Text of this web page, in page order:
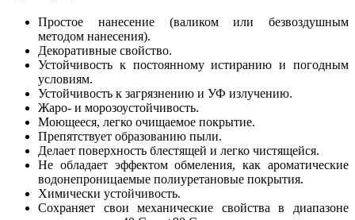
Простое нанесение (валиком или безвоздушным
методом нанесения).
Декоративные свойство.
Устойчивость к постоянному истиранию и погодным
условиям.
Устойчивость к загрязнению и УФ излучению.
Жаро- и морозоустойчивость.
Моющееся, легко очищаемое покрытие.
Препятствует образованию пыли.
Делает поверхность блестящей и легко чистящейся.
Не обладает эффектом обмеления, как ароматические
водонепроницаемые полиуретановые покрытия.
Химически устойчивость.
Сохраняет свои механические свойства в диапазоне